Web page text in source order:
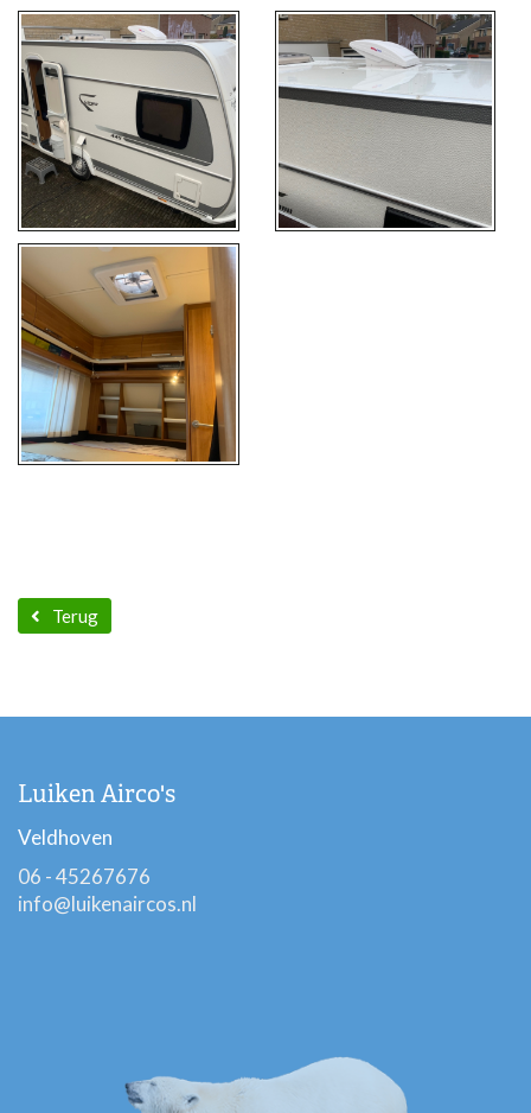
Terug
Luiken Airco's
Veldhoven
06 - 45267676
info@luikenaircos.nl